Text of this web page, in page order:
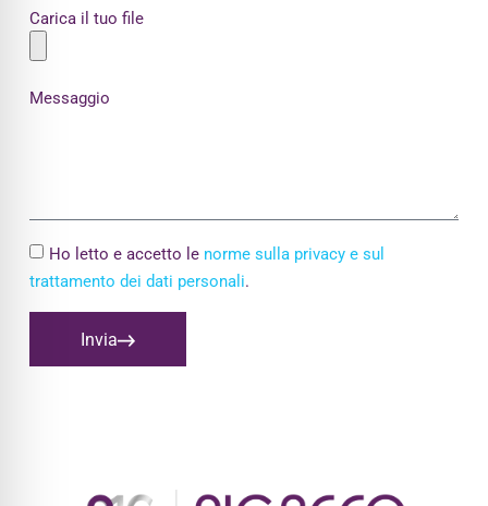
Carica il tuo file
Messaggio
Ho letto e accetto le norme sulla privacy e sul
trattamento dei dati personali.
Invia